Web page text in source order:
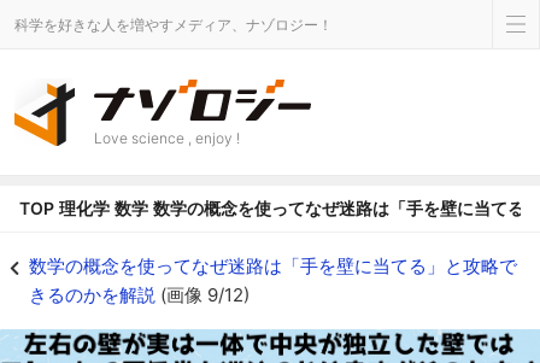
科学を好きな人を増やすメディア、ナゾロジー！
Love science , enjoy !
TOP 理化学 数学 数学の概念を使ってなぜ迷路は「手を壁に当てる
数学の概念を使ってなぜ迷路は「手を壁に当てる」と攻略で
きるのかを解説 (画像 9/12)